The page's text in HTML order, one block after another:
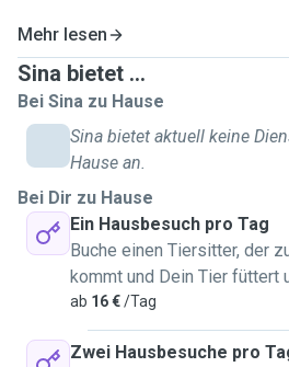
Bedürfnisse und Verhaltensweisen. Ihre Katzen
verantwortungsbewusst umsorgt, sodass Sie
abwesend sind. Ob es um Fütterung, Spielzeit oder
ich bin stets aufmerksam und engagiert. Ich freue
kennenzulernen und ihnen eine angenehme und
Mehr lesen
Sina bietet ...
Bei Sina zu Hause
Sina bietet aktuell keine
Hause an.
Bei Dir zu Hause
Ein Hausbesuch pro Tag
Buche einen Tiersitter, der
kommt und Dein Tier füttert
ab 16 €/Tag
Zwei Hausbesuche pro